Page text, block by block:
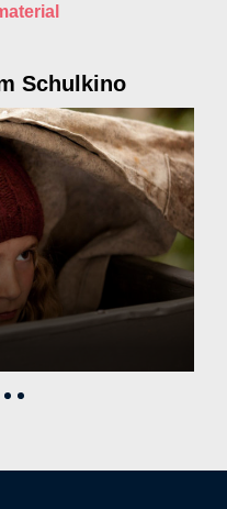
Schulkino